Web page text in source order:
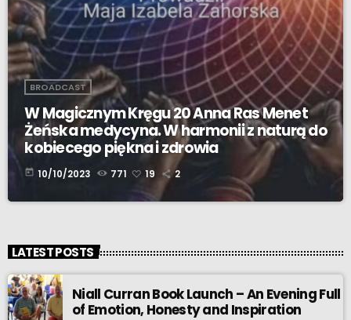
BROADCAST
W Magicznym Kręgu 20 Anna Ras Menet
Żeńska medycyna. W harmonii z naturą do
kobiecego piękna i zdrowia
today 10/10/2023 771 19 2
LATEST POSTS
Niall Curran Book Launch – An Evening Full
of Emotion, Honesty and Inspiration